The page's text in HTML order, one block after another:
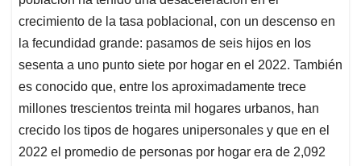
crecimiento de la tasa poblacional, con un descenso en
la fecundidad grande: pasamos de seis hijos en los
sesenta a uno punto siete por hogar en el 2022. También
es conocido que, entre los aproximadamente trece
millones trescientos treinta mil hogares urbanos, han
crecido los tipos de hogares unipersonales y que en el
2022 el promedio de personas por hogar era de 2,092